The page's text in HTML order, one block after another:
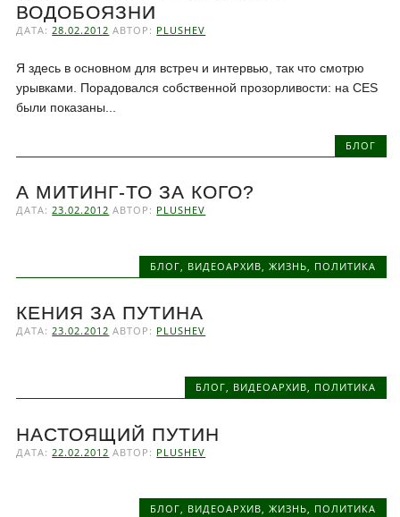
ВОДОБОЯЗНИ
ДАТА: 28.02.2012 АВТОР: PLUSHEV
Я здесь в основном для встреч и интервью, так что смотрю
урывками. Порадовался собственной прозорливости: на CES
были показаны...
БЛОГ
А МИТИНГ-ТО ЗА КОГО?
ДАТА:23.02.2012 АВТОР: PLUSHEV
БЛОГ, ВИДЕОАРХИВ, ЖИЗНЬ, ПОЛИТИКА
КЕНИЯ ЗА ПУТИНА
ДАТА:23.02.2012 АВТОР: PLUSHEV
БЛОГ, ВИДЕОАРХИВ, ПОЛИТИКА
НАСТОЯЩИЙ ПУТИН
ДАТА: 22.02.2012 АВТОР: PLUSHEV
БЛОГ ВИДЕОАРХИВ ЖИЗНЬ ПОЛИТИКА